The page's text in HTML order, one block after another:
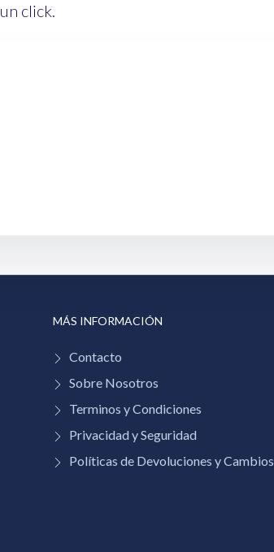
click.
MÁS INFORMACIÓN
Contacto
Sobre Nosotros
Terminos y Condiciones
Privacidad y Seguridad
Políticas de Devoluciones y Cambios